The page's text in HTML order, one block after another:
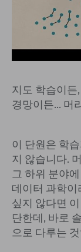
지도 학습이든
경망이든... 머
이 단원은 학
지 않습니다.
그 하위 분야
데이터 과학이
싶지 않다면
단한데, 바로
으로 다루는